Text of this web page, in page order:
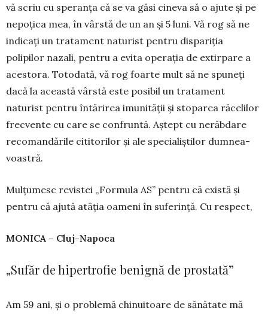
vă scriu cu speranța că se va găsi cineva să o ajute și pe
nepoțica mea, în vârstă de un an și 5 luni. Vă rog să ne
indicați un tratament naturist pentru dispariția
polipilor nazali, pentru a evita operația de extirpare a
acestora. Totodată, vă rog foarte mult să ne spuneți
dacă la această vârstă este posibil un tratament
naturist pentru întărirea imunității și stoparea răcelilor
frecvente cu care se confruntă. Aștept cu ne­răbdare
reco­mandările cititorilor și ale specia­liș­tilor dumnea­
voastră.
Mulțumesc revistei „Formula AS” pentru că există și
pentru că ajută atâția oameni în suferință. Cu respect,
MONICA – Cluj-Napoca
„Sufăr de hipertrofie benignă de prostată”
Am 59 ani, și o problemă chinuitoare de sănă­tate mă